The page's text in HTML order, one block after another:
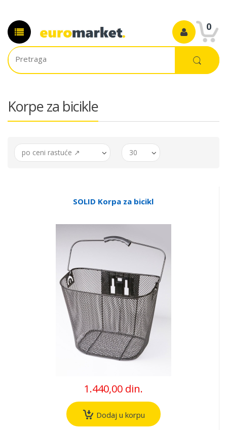
0
Korpe za bicikle
po ceni rastuće ↗ 30
SOLID Korpa za bicikl
1.440,00 din.
Dodaj u korpu